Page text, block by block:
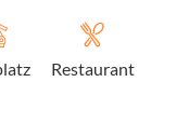
Restaurant